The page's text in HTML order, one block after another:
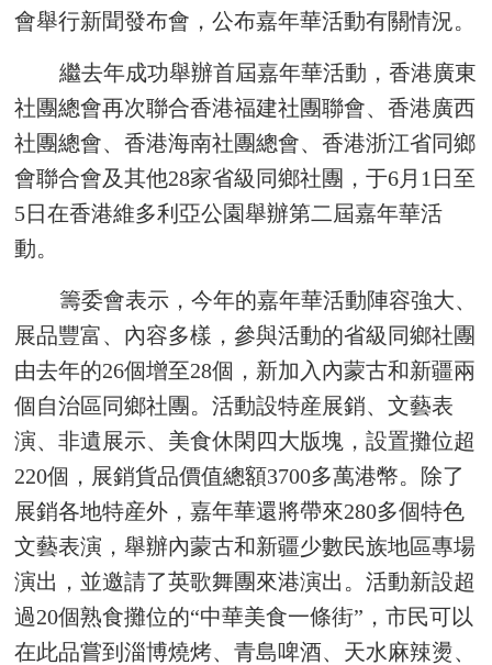
會舉行新聞發布會，公布嘉年華活動有關情況。
繼去年成功舉辦首屆嘉年華活動，香港廣東
社團總會再次聯合香港福建社團聯會、香港廣西
社團總會、香港海南社團總會、香港浙江省同鄉
會聯合會及其他28家省級同鄉社團，于6月1日至
5日在香港維多利亞公園舉辦第二屆嘉年華活
動。
籌委會表示，今年的嘉年華活動陣容強大、
展品豐富、內容多樣，參與活動的省級同鄉社團
由去年的26個增至28個，新加入內蒙古和新疆兩
個自治區同鄉社團。活動設特産展銷、文藝表
演、非遺展示、美食休閑四大版塊，設置攤位超
220個，展銷貨品價值總額3700多萬港幣。除了
展銷各地特産外，嘉年華還將帶來280多個特色
文藝表演，舉辦內蒙古和新疆少數民族地區專場
演出，並邀請了英歌舞團來港演出。活動新設超
過20個熟食攤位的“中華美食一條街”，市民可以
在此品嘗到淄博燒烤、青島啤酒、天水麻辣燙、